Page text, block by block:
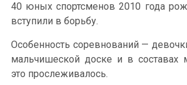
40 юных спортсменов 2010 года
вступили в борьбу.
Особенность соревнований —
мальчишеской доске и в составах
это прослеживалось.